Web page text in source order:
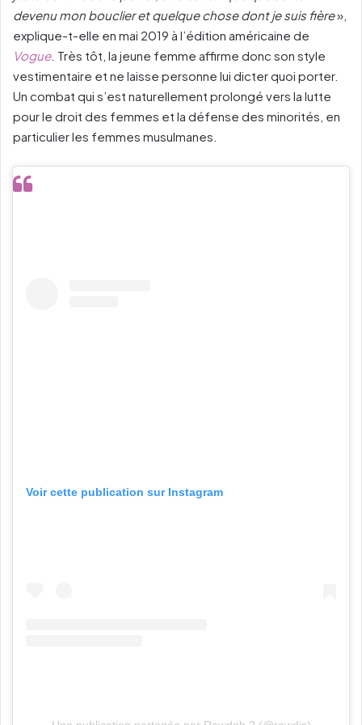
devenu mon bouclier et quelque chose dont je suis fière»,
explique-t-elle en mai 2019 à l’édition américaine de
Vogue. Très tôt, la jeune femme affirme donc son style
vestimentaire et ne laisse personne lui dicter quoi porter.
Un combat qui s’est naturellement prolongé vers la lutte
pour le droit des femmes et la défense des minorités, en
particulier les femmes musulmanes.
Voir cette publication sur Instagram